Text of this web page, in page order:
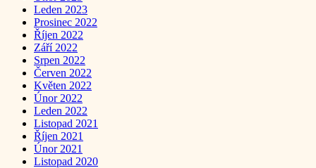
Leden 2023
Prosinec 2022
Říjen 2022
Září 2022
Srpen 2022
Červen 2022
Květen 2022
Únor 2022
Leden 2022
Listopad 2021
Říjen 2021
Únor 2021
Listopad 2020